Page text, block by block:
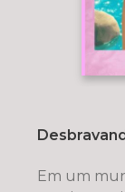
Em um